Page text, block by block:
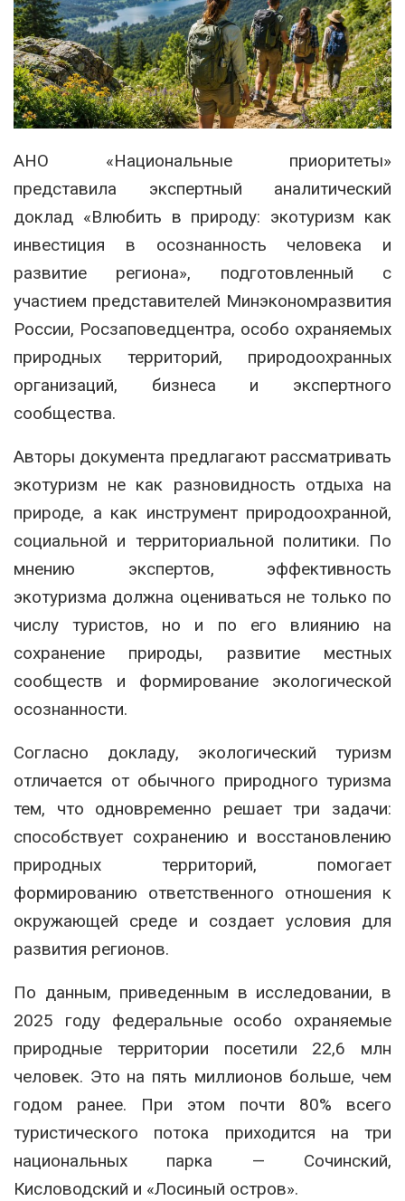
АНО «Национальные приоритеты»
представила экспертный аналитический
доклад «Влюбить в природу: экотуризм как
инвестиция в осознанность человека и
развитие региона», подготовленный с
участием представителей Минэкономразвития
России, Росзаповедцентра, особо охраняемых
природных территорий, природоохранных
организаций, бизнеса и экспертного
сообщества.
Авторы документа предлагают рассматривать
экотуризм не как разновидность отдыха на
природе, а как инструмент природоохранной,
социальной и территориальной политики. По
мнению экспертов, эффективность
экотуризма должна оцениваться не только по
числу туристов, но и по его влиянию на
сохранение природы, развитие местных
сообществ и формирование экологической
осознанности.
Согласно докладу, экологический туризм
отличается от обычного природного туризма
тем, что одновременно решает три задачи:
способствует сохранению и восстановлению
природных территорий, помогает
формированию ответственного отношения к
окружающей среде и создает условия для
развития регионов.
По данным, приведенным в исследовании, в
2025 году федеральные особо охраняемые
природные территории посетили 22,6 млн
человек. Это на пять миллионов больше, чем
годом ранее. При этом почти 80% всего
туристического потока приходится на три
национальных парка — Сочинский,
Кисловодский и «Лосиный остров».